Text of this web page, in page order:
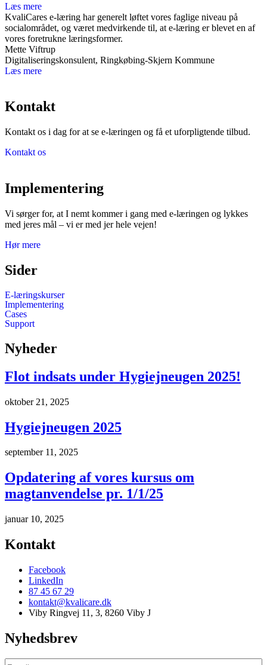
Læs mere
KvaliCares e-læring har generelt løftet vores faglige niveau på
socialområdet, og været medvirkende til, at e-læring er blevet en af
vores foretrukne læringsformer.
Mette Viftrup
Digitaliseringskonsulent, Ringkøbing-Skjern Kommune
Læs mere
Kontakt
Kontakt os i dag for at se e-læringen og få et uforpligtende tilbud.
Kontakt os
Implementering
Vi sørger for, at I nemt kommer i gang med e-læringen og lykkes
med jeres mål – vi er med jer hele vejen!
Hør mere
Sider
E-læringskurser
Implementering
Cases
Support
Nyheder
Flot indsats under Hygiejneugen 2025!
oktober 21, 2025
Hygiejneugen 2025
september 11, 2025
Opdatering af vores kursus om
magtanvendelse pr. 1/1/25
januar 10, 2025
Kontakt
Facebook
LinkedIn
87 45 67 29
kontakt@kvalicare.dk
Viby Ringvej 11, 3, 8260 Viby J
Nyhedsbrev